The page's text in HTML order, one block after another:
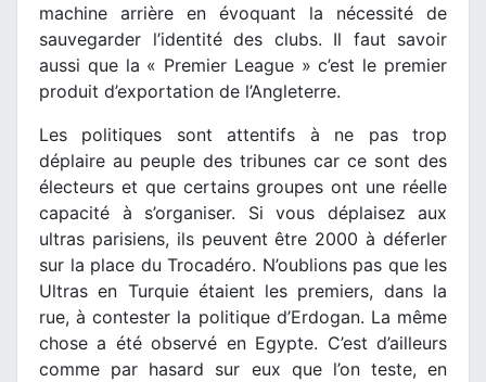
machine arrière en évoquant la nécessité de
sauvegarder l’identité des clubs. Il faut savoir
aussi que la « Premier League » c’est le premier
produit d’exportation de l’Angleterre.
Les politiques sont attentifs à ne pas trop
déplaire au peuple des tribunes car ce sont des
électeurs et que certains groupes ont une réelle
capacité à s’organiser. Si vous déplaisez aux
ultras parisiens, ils peuvent être 2000 à déferler
sur la place du Trocadéro. N’oublions pas que les
Ultras en Turquie étaient les premiers, dans la
rue, à contester la politique d’Erdogan. La même
chose a été observé en Egypte. C’est d’ailleurs
comme par hasard sur eux que l’on teste, en